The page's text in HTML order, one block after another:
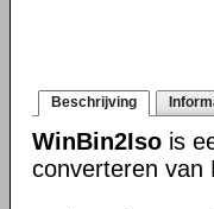
Beschrijving
WinBin2Iso is
converteren van